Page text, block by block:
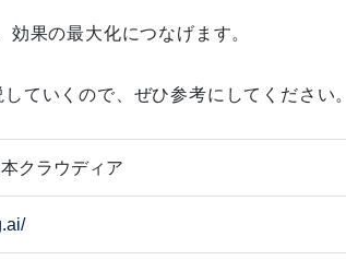
作戦変更が奏功！その裏にあっ
果の最大化につなげます。
ていくので、ぜひ参考にしてください。
クラウディア